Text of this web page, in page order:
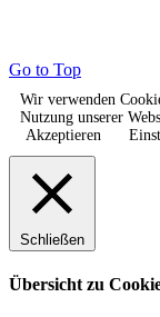
Go to Top
Wir verwenden
Nutzung unserer
Akzeptieren
Schließen
Übersicht zu